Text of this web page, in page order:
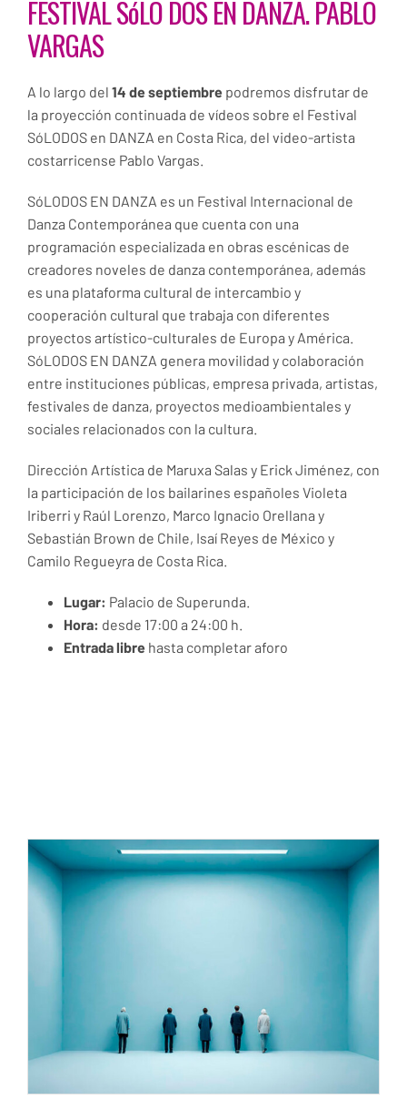
FESTIVAL SóLO DOS EN DANZA. PABLO
VARGAS
A lo largo del 14 de septiembre podremos disfrutar de
la proyección continuada de vídeos sobre el Festival
SóLODOS en DANZA en Costa Rica, del video-artista
costarricense Pablo Vargas.
SóLODOS EN DANZA es un Festival Internacional de
Danza Contemporánea que cuenta con una
programación especializada en obras escénicas de
creadores noveles de danza contemporánea, además
es una plataforma cultural de intercambio y
cooperación cultural que trabaja con diferentes
proyectos artístico-culturales de Europa y América.
SóLODOS EN DANZA genera movilidad y colaboración
entre instituciones públicas, empresa privada, artistas,
festivales de danza, proyectos medioambientales y
sociales relacionados con la cultura.
Dirección Artística de Maruxa Salas y Erick Jiménez, con
la participación de los bailarines españoles Violeta
Iriberri y Raúl Lorenzo, Marco Ignacio Orellana y
Sebastián Brown de Chile, Isaí Reyes de México y
Camilo Regueyra de Costa Rica.
Lugar: Palacio de Superunda.
Hora: desde 17:00 a 24:00 h.
Entrada libre hasta completar aforo